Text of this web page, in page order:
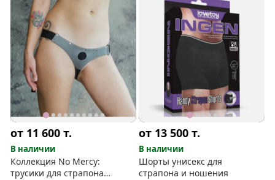
от 11 600т.
В наличии
Коллекция No Mercy:
трусики для страпона
от 13 500т.
В наличии
Шорты унисекс для
страпона и ношения